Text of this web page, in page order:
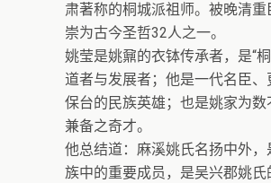
肃著称的桐城派祖师。被晚清重
崇为古今圣哲32人之一。
姚莹是姚鼐的衣钵传承者，是“
道者与发展者；他是一代名臣、
保台的民族英雄；也是姚家为数
兼备之奇才。
他总结道：麻溪姚氏名扬中外，
族中的重要成员，是吴兴郡姚氏